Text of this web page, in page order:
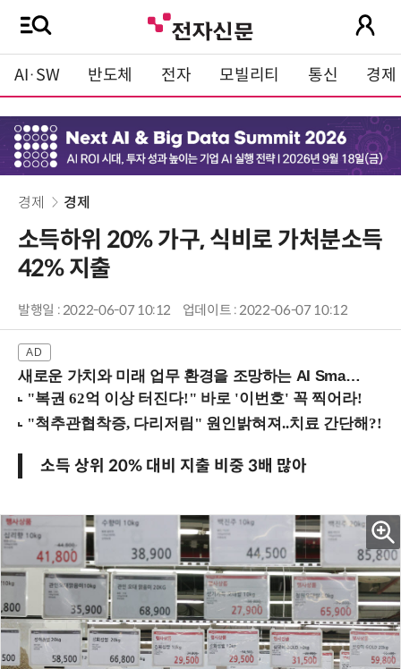
AI·SW 반도체 전자 모빌리티 통신 경제
경제 경제
소득하위 20% 가구, 식비로 가처분소득
42% 지출
발행일 : 2022-06-07 10:12 업데이트 : 2022-06-07 10:12
새로운 가치와 미래 업무 환경을 조망하는 AI Smart Work Summit 2026 (9/11 코엑스)
소득 상위 20% 대비 지출 비중 3배 많아